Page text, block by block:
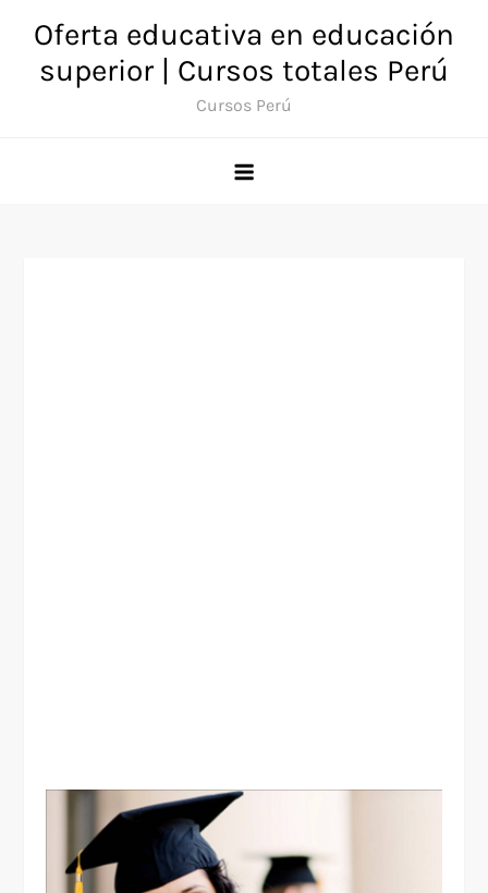
contenido
Oferta educativa en educación
superior | Cursos totales Perú
Cursos Perú